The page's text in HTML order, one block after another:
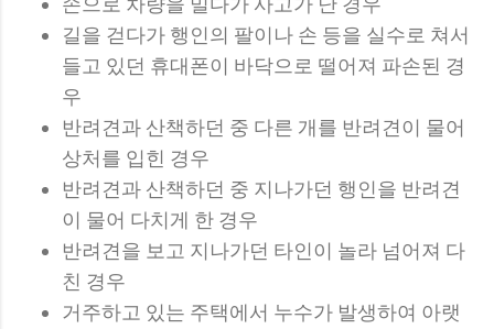
길을 걷다가 행인의 팔이나 손 등을 실수로 쳐서
들고 있던 휴대폰이 바닥으로 떨어져 파손된 경
우
반려견과 산책하던 중 다른 개를 반려견이 물어
상처를 입힌 경우
반려견과 산책하던 중 지나가던 행인을 반려견
이 물어 다치게 한 경우
반려견을 보고 지나가던 타인이 놀라 넘어져 다
친 경우
거주하고 있는 주택에서 누수가 발생하여 아랫